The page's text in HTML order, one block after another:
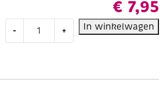
€ 7,95
- + In winkelwagen